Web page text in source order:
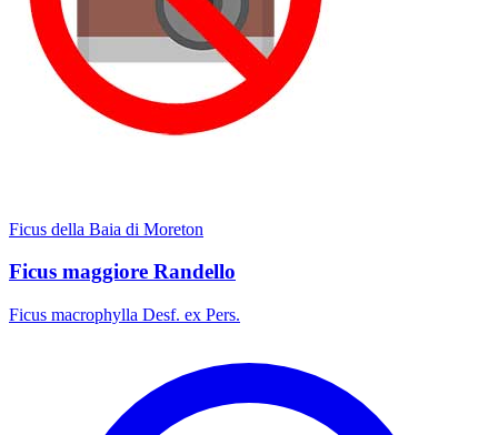
Ficus della Baia di Moreton
Ficus maggiore Randello
Ficus macrophylla Desf. ex Pers.